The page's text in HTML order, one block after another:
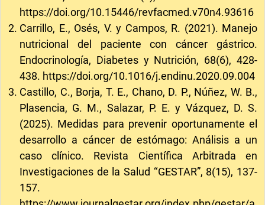
https://doi.org/10.15446/revfacmed.v70n4.93616
Carrillo, E., Osés, V. y Campos, R. (2021). Manejo
nutricional del paciente con cáncer gástrico.
Endocrinología, Diabetes y Nutrición, 68(6), 428-
438. https://doi.org/10.1016/j.endinu.2020.09.004
Castillo, C., Borja, T. E., Chano, D. P., Núñez, W. B.,
Plasencia, G. M., Salazar, P. E. y Vázquez, D. S.
(2025). Medidas para prevenir oportunamente el
desarrollo a cáncer de estómago: Análisis a un
caso clínico. Revista Científica Arbitrada en
Investigaciones de la Salud ‘‘GESTAR”, 8(15), 137-
157.